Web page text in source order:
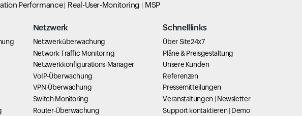
Performance Real-User-Monitoring MSP
Netzwerk
Netzwerküberwachung
Network Traffic Monitoring
Netzwerkkonfigurations-Manager
VoIP-Überwachung
VPN-Überwachung
Switch Monitoring
Router-Überwachung
Schnelllinks
Über Site24x7
Pläne & Preisgestaltung
Unsere Kunden
Referenzen
Pressemitteilungen
Veranstaltungen|Newsletter
Support kontaktieren|Demo